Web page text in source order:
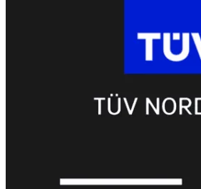
PremiumFortiCare
FortiCare
Upgrades
FortiCare
1